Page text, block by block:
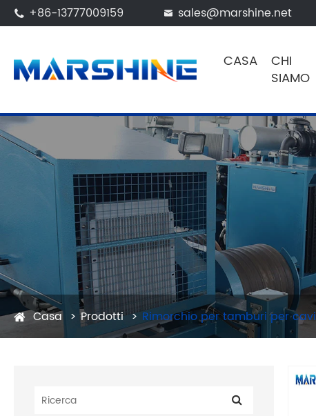
 +86-13777009159  sales@marshine.net
CASA
CHI
SIAMO
Casa Prodotti Rimorchio per tamburi per cavi